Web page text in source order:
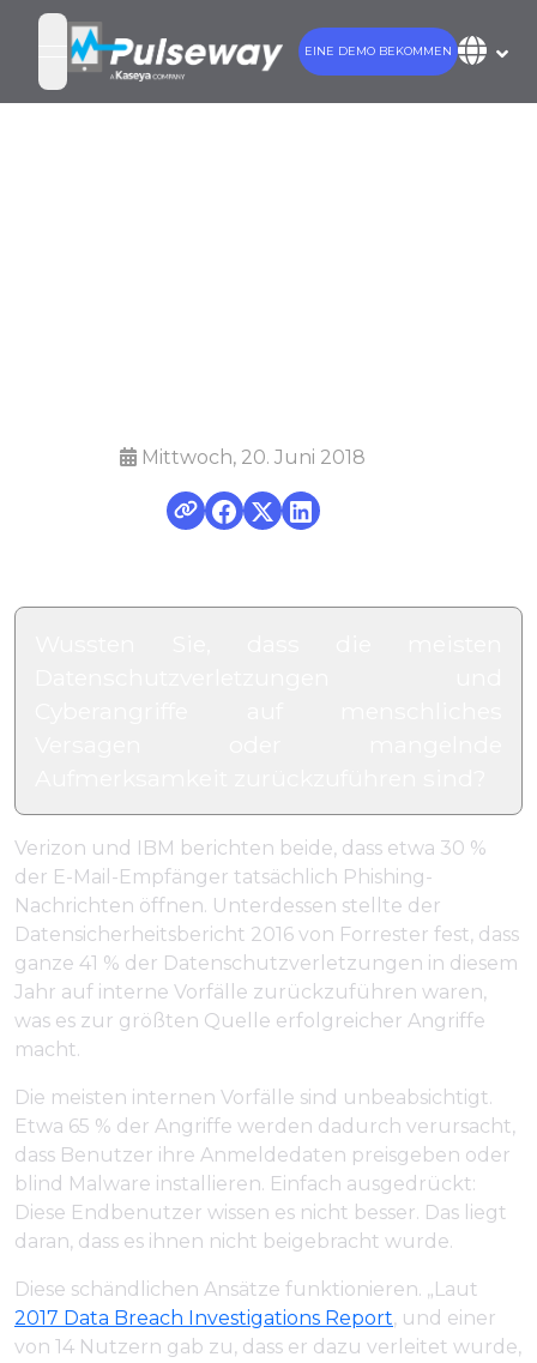
open navigation menu
EINE DEMO BEKOMMEN
Mittwoch, 20. Juni 2018
Verizon und IBM berichten beide, dass etwa 30 %
der E-Mail-Empfänger tatsächlich Phishing-
Nachrichten öffnen. Unterdessen stellte der
Datensicherheitsbericht 2016 von Forrester fest, dass
ganze 41 % der Datenschutzverletzungen in diesem
Jahr auf interne Vorfälle zurückzuführen waren,
was es zur größten Quelle erfolgreicher Angriffe
macht.
Die meisten internen Vorfälle sind unbeabsichtigt.
Etwa 65 % der Angriffe werden dadurch verursacht,
dass Benutzer ihre Anmeldedaten preisgeben oder
blind Malware installieren. Einfach ausgedrückt:
Diese Endbenutzer wissen es nicht besser. Das liegt
daran, dass es ihnen nicht beigebracht wurde.
Diese schändlichen Ansätze funktionieren. „Laut
2017 Data Breach Investigations Report, und einer
von 14 Nutzern gab zu, dass er dazu verleitet wurde,